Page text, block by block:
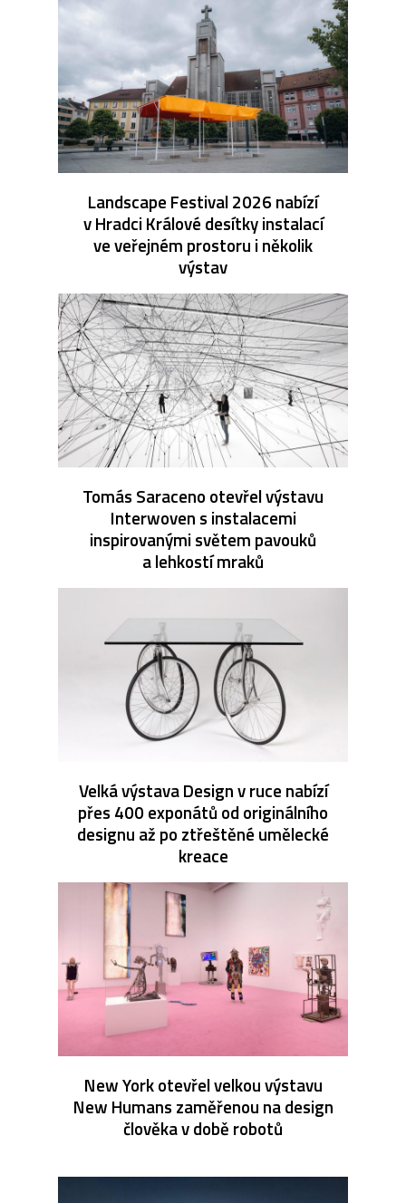
Landscape Festival 2026 nabízí
v Hradci Králové desítky instalací
ve veřejném prostoru i několik
výstav
Tomás Saraceno otevřel výstavu
Interwoven s instalacemi
inspirovanými světem pavouků
a lehkostí mraků
Velká výstava Design v ruce nabízí
přes 400 exponátů od originálního
designu až po ztřeštěné umělecké
kreace
New York otevřel velkou výstavu
New Humans zaměřenou na design
člověka v době robotů